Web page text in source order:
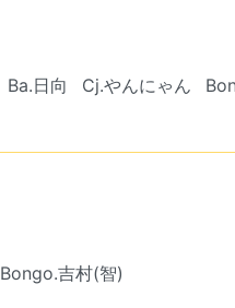
Ba.日向 Cj.やんにゃん
Bongo.吉村(智)